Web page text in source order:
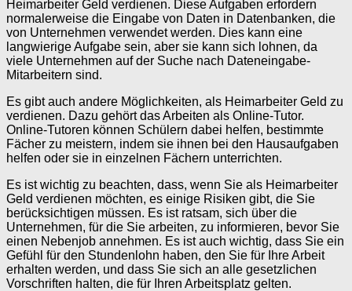
Heimarbeiter Geld verdienen. Diese Aufgaben erfordern
normalerweise die Eingabe von Daten in Datenbanken, die
von Unternehmen verwendet werden. Dies kann eine
langwierige Aufgabe sein, aber sie kann sich lohnen, da
viele Unternehmen auf der Suche nach Dateneingabe-
Mitarbeitern sind.
Es gibt auch andere Möglichkeiten, als Heimarbeiter Geld zu
verdienen. Dazu gehört das Arbeiten als Online-Tutor.
Online-Tutoren können Schülern dabei helfen, bestimmte
Fächer zu meistern, indem sie ihnen bei den Hausaufgaben
helfen oder sie in einzelnen Fächern unterrichten.
Es ist wichtig zu beachten, dass, wenn Sie als Heimarbeiter
Geld verdienen möchten, es einige Risiken gibt, die Sie
berücksichtigen müssen. Es ist ratsam, sich über die
Unternehmen, für die Sie arbeiten, zu informieren, bevor Sie
einen Nebenjob annehmen. Es ist auch wichtig, dass Sie ein
Gefühl für den Stundenlohn haben, den Sie für Ihre Arbeit
erhalten werden, und dass Sie sich an alle gesetzlichen
Vorschriften halten, die für Ihren Arbeitsplatz gelten.